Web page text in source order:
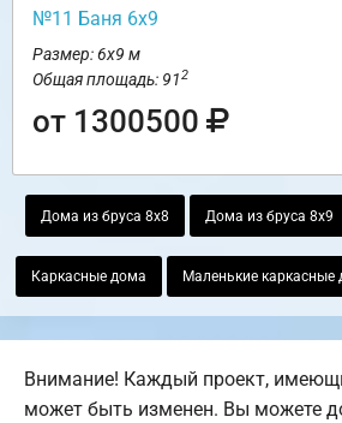
№11 Баня 6х9
Размер: 6х9 м
Общая площадь: 912
от 1300500
Дома из бруса 8х8 Дома из бруса 8х9
Каркасные дома Маленькие каркасные
Внимание! Каждый проект,
может быть изменен. Вы можете